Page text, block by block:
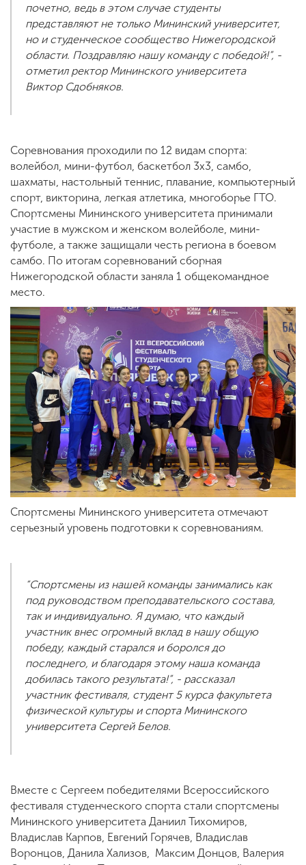
почетно, ведь в этом случае студенты
представляют не только Мининский университет,
но и студенческое сообщество Нижегородской
области. Поздравляю нашу команду с победой!”, -
отметил ректор Мининского университета
Виктор Сдобняков.
Соревнования проходили по 12 видам спорта:
волейбол, мини-футбол, баскетбол 3х3, самбо,
шахматы, настольный теннис, плавание, компьютерный
спорт, викторина, легкая атлетика, многоборье ГТО.
Спортсмены Мининского университета принимали
участие в мужском и женском волейболе, мини-
футболе, а также защищали честь региона в боевом
самбо. По итогам соревнований сборная
Нижегородской области заняла 1 общекомандное
место.
Спортсмены Мининского университета отмечают
серьезный уровень подготовки к соревнованиям.
“Спортсмены из нашей команды занимались как
под руководством преподавательского состава,
так и индивидуально. Я думаю, что каждый
участник внес огромный вклад в нашу общую
победу, каждый старался и боролся до
последнего, и благодаря этому наша команда
добилась такого результата!”, - рассказал
участник фестиваля, студент 5 курса факультета
физической культуры и спорта Мининского
университета Сергей Белов.
Вместе с Сергеем победителями Всероссийского
фестиваля студенческого спорта стали спортсмены
Мининского университета Даниил Тихомиров,
Владислав Карпов, Евгений Горячев, Владислав
Воронцов, Данила Хализов, Максим Донцов, Валерия